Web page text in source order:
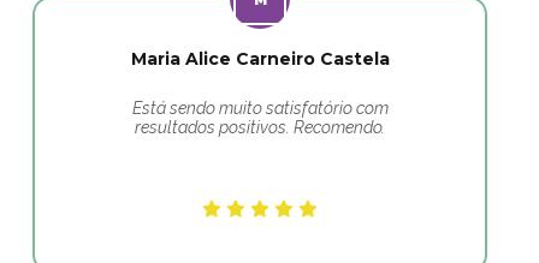
Maria Alice Carneiro Castela
Está sendo muito satisfatório com
resultados positivos. Recomendo.